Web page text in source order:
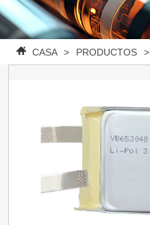
CASA > PRODUCTOS >